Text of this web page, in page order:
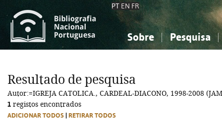
PT EN FR
Sobre Pesquisa
Ciências sociais...
Arte, desporto...
Ciências sociais...
Arte, desporto...
Resultado de pesquisa
Autor:=IGREJA CATOLICA., CARDEAL-DIACONO, 1998-2008
1 registos encontrados
ADICIONAR TODOS RETIRAR TODOS